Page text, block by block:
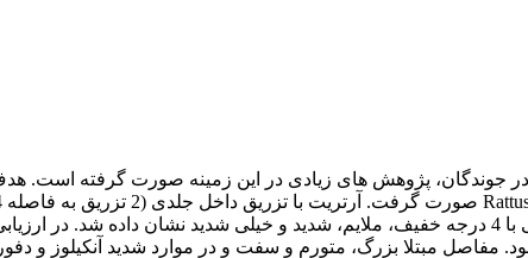
در جوندگان، پژوهش های زیادی در این زمینه صورت گرفته
مفاصل مبتلا بزرگ، متورم و سفت و در موارد شدید آنکیلوز و